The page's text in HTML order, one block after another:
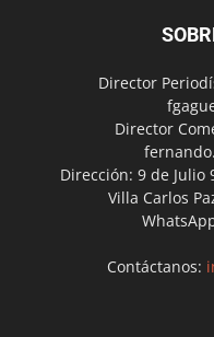
Director
Director
Dirección: 9 de Julio
Villa Carlos
Contáctanos: